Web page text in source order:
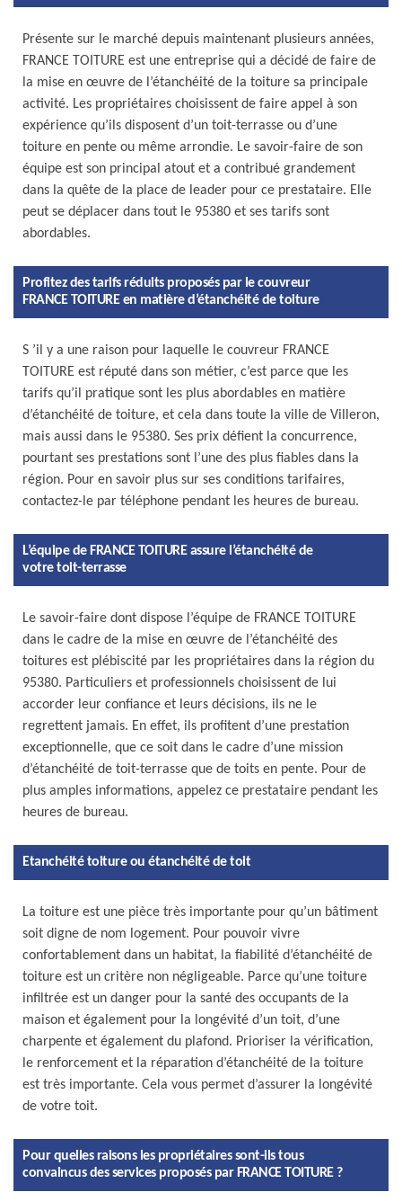
Présente sur le marché depuis maintenant plusieurs années,
FRANCE TOITURE est une entreprise qui a décidé de faire de
la mise en œuvre de l’étanchéité de la toiture sa principale
activité. Les propriétaires choisissent de faire appel à son
expérience qu’ils disposent d’un toit-terrasse ou d’une
toiture en pente ou même arrondie. Le savoir-faire de son
équipe est son principal atout et a contribué grandement
dans la quête de la place de leader pour ce prestataire. Elle
peut se déplacer dans tout le 95380 et ses tarifs sont
abordables.
Profitez des tarifs réduits proposés par le couvreur
FRANCE TOITURE en matière d’étanchéité de toiture
S ’il y a une raison pour laquelle le couvreur FRANCE
TOITURE est réputé dans son métier, c’est parce que les
tarifs qu’il pratique sont les plus abordables en matière
d’étanchéité de toiture, et cela dans toute la ville de Villeron,
mais aussi dans le 95380. Ses prix défient la concurrence,
pourtant ses prestations sont l’une des plus fiables dans la
région. Pour en savoir plus sur ses conditions tarifaires,
contactez-le par téléphone pendant les heures de bureau.
L’équipe de FRANCE TOITURE assure l’étanchéité de
votre toit-terrasse
Le savoir-faire dont dispose l’équipe de FRANCE TOITURE
dans le cadre de la mise en œuvre de l’étanchéité des
toitures est plébiscité par les propriétaires dans la région du
95380. Particuliers et professionnels choisissent de lui
accorder leur confiance et leurs décisions, ils ne le
regrettent jamais. En effet, ils profitent d’une prestation
exceptionnelle, que ce soit dans le cadre d’une mission
d’étanchéité de toit-terrasse que de toits en pente. Pour de
plus amples informations, appelez ce prestataire pendant les
heures de bureau.
Etanchéité toiture ou étanchéité de toit
La toiture est une pièce très importante pour qu’un bâtiment
soit digne de nom logement. Pour pouvoir vivre
confortablement dans un habitat, la fiabilité d’étanchéité de
toiture est un critère non négligeable. Parce qu’une toiture
infiltrée est un danger pour la santé des occupants de la
maison et également pour la longévité d’un toit, d’une
charpente et également du plafond. Prioriser la vérification,
le renforcement et la réparation d’étanchéité de la toiture
est très importante. Cela vous permet d’assurer la longévité
de votre toit.
Pour quelles raisons les propriétaires sont-ils tous
convaincus des services proposés par FRANCE TOITURE ?